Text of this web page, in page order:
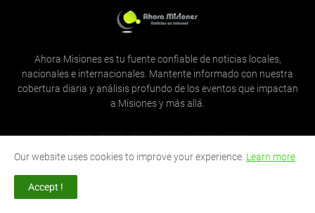
Ahora Misiones es tu fuente confiable de noticias locales,
nacionales e internacionales. Mantente informado con nuestra
cobertura diaria y análisis profundo de los eventos que impactan
a Misiones y más allá.
Our website uses cookies to improve your experience. Learn more
Accept !